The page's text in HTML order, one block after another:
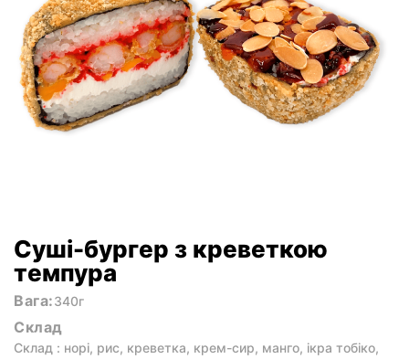
Суші-бургер з креветкою
темпура
Вага:340г
Склад
Склад : норі, рис, креветка, крем-сир, манго, ікра тобіко,